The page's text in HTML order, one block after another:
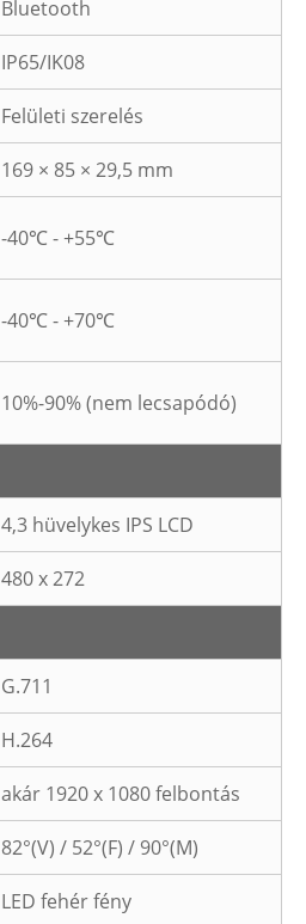
Bluetooth
IP65/IK08
Felületi szerelés
169 × 85 × 29,5 mm
-40℃ - +55℃
-40℃ - +70℃
10%-90% (nem lecsapódó)
4,3 hüvelykes IPS LCD
480 x 272
G.711
H.264
akár 1920 x 1080 felbontás
82°(V) / 52°(F) / 90°(M)
LED fehér fény